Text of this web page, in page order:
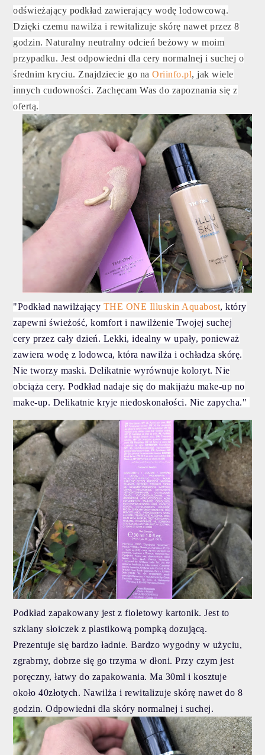
odświeżający podkład zawierający wodę lodowcową.
Dzięki czemu nawilża i rewitalizuje skórę nawet przez 8
godzin. Naturalny neutralny odcień beżowy w moim
przypadku. Jest odpowiedni dla cery normalnej i suchej o
średnim kryciu. Znajdziecie go naOriinfo.pl, jak wiele
innych cudowności. Zachęcam Was do zapoznania się z
ofertą.
"Podkład nawilżający THE ONE Illuskin Aquabost, który
zapewni świeżość, komfort i nawilżenie Twojej suchej
cery przez cały dzień. Lekki, idealny w upały, ponieważ
zawiera wodę z lodowca, która nawilża i ochładza skórę.
Nie tworzy maski. Delikatnie wyrównuje koloryt. Nie
obciąża cery. Podkład nadaje się do makijażu make-up no
make-up. Delikatnie kryje niedoskonałości. Nie zapycha."
Podkład zapakowany jest z fioletowy kartonik. Jest to
szklany słoiczek z plastikową pompką dozującą.
Prezentuje się bardzo ładnie. Bardzo wygodny w użyciu,
zgrabrny, dobrze się go trzyma w dłoni. Przy czym jest
poręczny, łatwy do zapakowania. Ma 30ml i kosztuje
około 40złotych. Nawilża i rewitalizuje skórę nawet do 8
godzin. Odpowiedni dla skóry normalnej i suchej.